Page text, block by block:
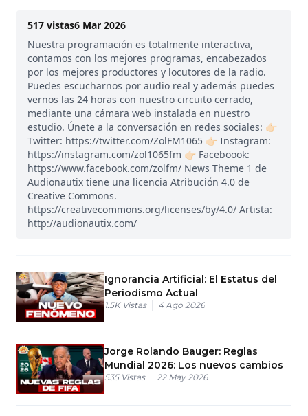
517 vistas6 Mar 2026
Nuestra programación es totalmente interactiva,
contamos con los mejores programas, encabezados
por los mejores productores y locutores de la radio.
Puedes escucharnos por audio real y además puedes
vernos las 24 horas con nuestro circuito cerrado,
mediante una cámara web instalada en nuestro
estudio. Únete a la conversación en redes sociales: 👉🏻
Twitter: https://twitter.com/ZolFM1065 👉🏻 Instagram:
https://instagram.com/zol1065fm 👉🏻 Faceboook:
https://www.facebook.com/zolfm/ News Theme 1 de
Audionautix tiene una licencia Atribución 4.0 de
Creative Commons.
https://creativecommons.org/licenses/by/4.0/ Artista:
http://audionautix.com/
Ignorancia Artificial: El Estatus del
Periodismo Actual
1.5K Vistas 4 Ago 2026
Jorge Rolando Bauger: Reglas
Mundial 2026: Los nuevos cambios
535 Vistas 22 May 2026